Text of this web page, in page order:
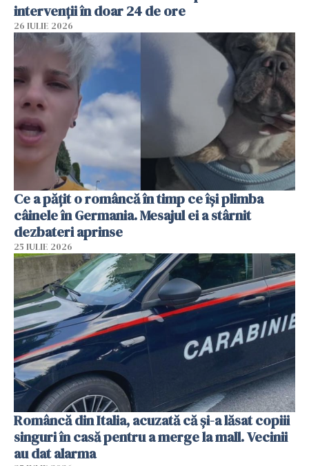
intervenții în doar 24 de ore
26 IULIE 2026
Ce a pățit o româncă în timp ce își plimba
câinele în Germania. Mesajul ei a stârnit
dezbateri aprinse
25 IULIE 2026
Româncă din Italia, acuzată că și-a lăsat copiii
singuri în casă pentru a merge la mall. Vecinii
au dat alarma